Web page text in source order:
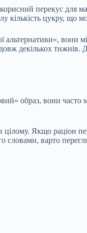
перекус
кількість цукру, що
альтернативи»,
декількох тижнів.
образ, вони часто
Якщо раціон
словами, варто